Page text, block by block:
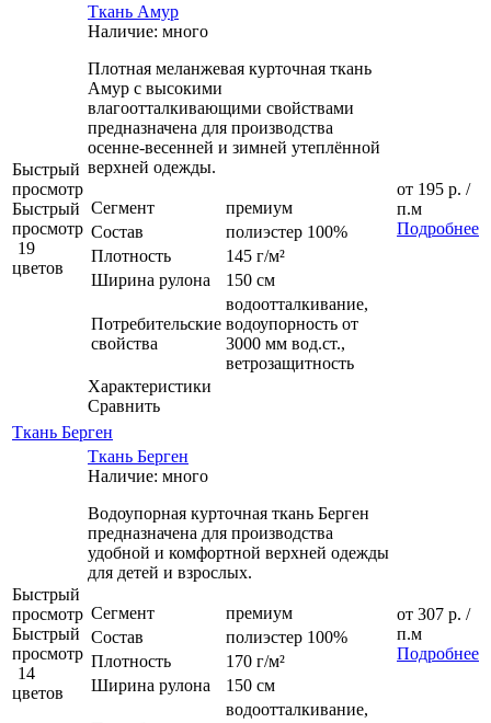
Быстрый
просмотр
Быстрый
просмотр
19
цветов
Ткань Амур
Наличие: много
Плотная меланжевая курточная ткань
Амур с высокими
влагоотталкивающими свойствами
предназначена для производства
осенне-весенней и зимней утеплённой
верхней одежды.
Сегмент
премиум
Состав
полиэстер 100%
Плотность
145 г/м²
Ширина рулона
150 см
Потребительские
свойства
водоотталкивание,
водоупорность от
3000 мм вод.ст.,
ветрозащитность
Характеристики
Сравнить
от 195 р. /
п.м
Подробнее
Ткань Берген
Быстрый
просмотр
Быстрый
просмотр
14
цветов
Ткань Берген
Наличие: много
Водоупорная курточная ткань Берген
предназначена для производства
удобной и комфортной верхней одежды
для детей и взрослых.
Сегмент
премиум
Состав
полиэстер 100%
Плотность
170 г/м²
Ширина рулона
150 см
водоотталкивание,
от 307 р. /
п.м
Подробнее